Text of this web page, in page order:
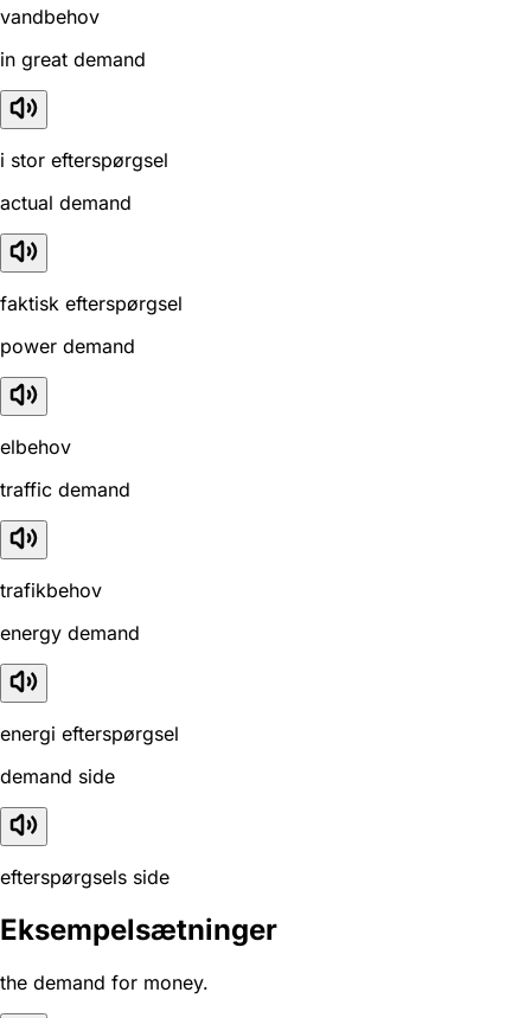
vandbehov
in great demand
i stor efterspørgsel
actual demand
faktisk efterspørgsel
power demand
elbehov
traffic demand
trafikbehov
energy demand
energi efterspørgsel
demand side
efterspørgsels side
Eksempelsætninger
the demand for money.